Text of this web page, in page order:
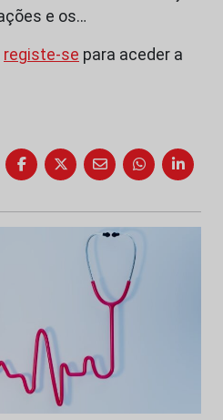
e os…
registe-se para aceder a